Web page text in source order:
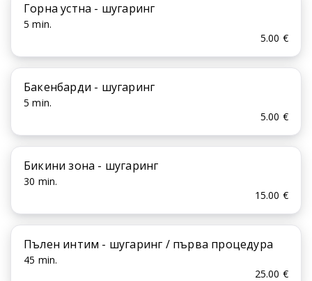
Горна устна - шугаринг
5 min.
5.00 €
Бакенбарди - шугаринг
5 min.
5.00 €
Бикини зона - шугаринг
30 min.
15.00 €
Пълен интим - шугаринг / първа процедура
45 min.
25.00 €